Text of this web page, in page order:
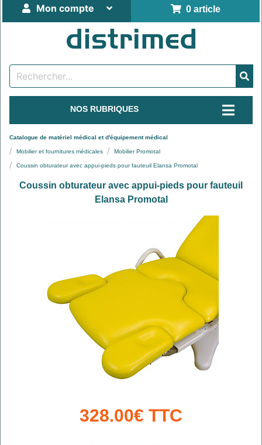
0 article
Mon compte
NOS RUBRIQUES
Catalogue de matériel médical et d'équipement médical
Mobilier et fournitures médicales Mobilier Promotal
Coussin obturateur avec appui-pieds pour fauteuil Elansa Promotal
Coussin obturateur avec appui-pieds pour fauteuil
Elansa Promotal
328.00€ TTC